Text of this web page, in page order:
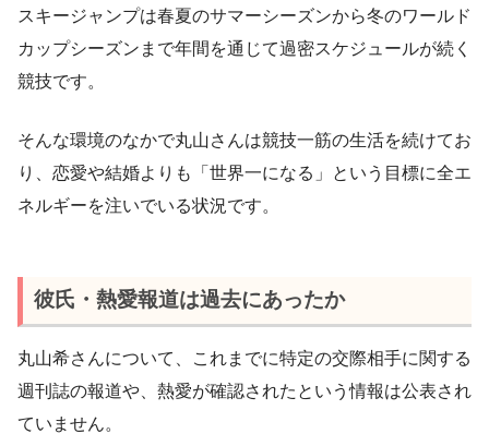
スキージャンプは春夏のサマーシーズンから冬のワールド
カップシーズンまで年間を通じて過密スケジュールが続く
競技です。
そんな環境のなかで丸山さんは競技一筋の生活を続けてお
り、恋愛や結婚よりも「世界一になる」という目標に全エ
ネルギーを注いでいる状況です。
彼氏・熱愛報道は過去にあったか
丸山希さんについて、これまでに特定の交際相手に関する
週刊誌の報道や、熱愛が確認されたという情報は公表され
ていません。